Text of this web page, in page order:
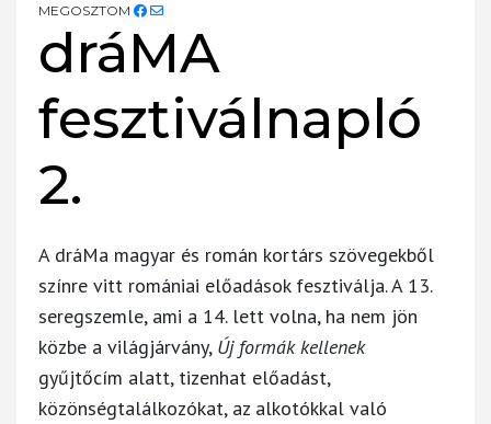
MEGOSZTOM
dráMA
fesztiválnapló
2.
A dráMa magyar és román kortárs szövegekből
színre vitt romániai előadások fesztiválja. A 13.
seregszemle, ami a 14. lett volna, ha nem jön
közbe a világjárvány, Új formák kellenek
gyűjtőcím alatt, tizenhat előadást,
közönségtalálkozókat, az alkotókkal való